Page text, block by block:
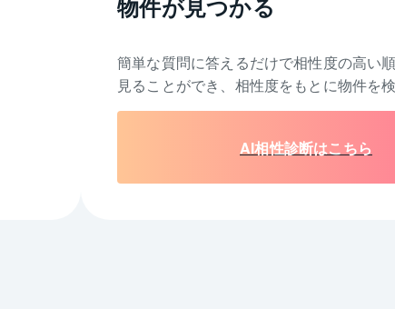
物件が見つかる
簡単な質問に答えるだけで相性度の高い
見ることができ、相性度をもとに物件を
AI相性診断はこちら